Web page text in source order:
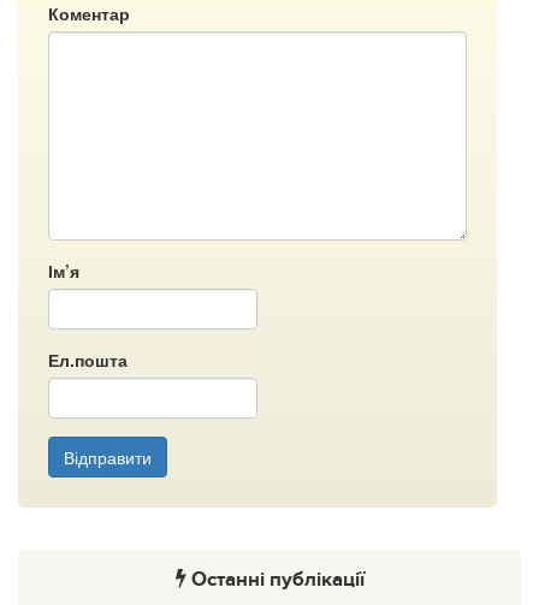
Коментар
Ім’я
Ел.пошта
Відправити
Останні публікації